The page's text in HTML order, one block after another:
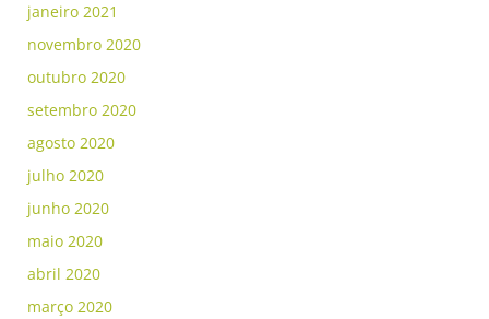
janeiro 2021
novembro 2020
outubro 2020
setembro 2020
agosto 2020
julho 2020
junho 2020
maio 2020
abril 2020
março 2020